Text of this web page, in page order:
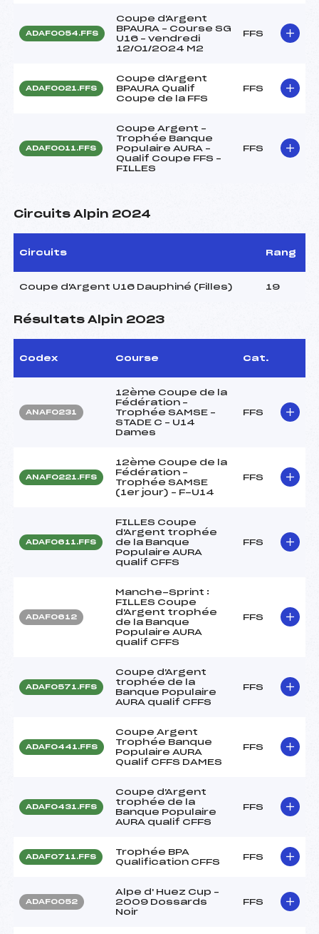
ADAF0054.FFS
Coupe d'Argent
BPAURA – Course SG
U16 – vendredi
12/01/2024 M2
FFS
ADAF0021.FFS
Coupe d'Argent
BPAURA Qualif
Coupe de la FFS
FFS
ADAF0011.FFS
Coupe Argent –
Trophée Banque
Populaire AURA –
Qualif Coupe FFS –
FILLES
FFS
Circuits Alpin 2024
Circuits Rang
Coupe d'Argent U16 Dauphiné (Filles) 19
Résultats Alpin 2023
Codex Course Cat.
ANAF0231
12ème Coupe de la
Fédération –
Trophée SAMSE –
STADE C – U14
Dames
FFS
ANAF0221.FFS
12ème Coupe de la
Fédération –
Trophée SAMSE
(1er jour) – F-U14
FFS
ADAF0611.FFS
FILLES Coupe
d'Argent trophée
de la Banque
Populaire AURA
qualif CFFS
FFS
ADAF0612
Manche-Sprint :
FILLES Coupe
d'Argent trophée
de la Banque
Populaire AURA
qualif CFFS
FFS
ADAF0571.FFS
Coupe d'Argent
trophée de la
Banque Populaire
AURA qualif CFFS
FFS
ADAF0441.FFS
Coupe Argent
Trophée Banque
Populaire AURA
Qualif CFFS DAMES
FFS
ADAF0431.FFS
Coupe d'Argent
trophée de la
Banque Populaire
AURA qualif CFFS
FFS
ADAF0711.FFS
Trophée BPA
Qualification CFFS
FFS
ADAF0052
Alpe d' Huez Cup –
2009 Dossards
Noir
FFS